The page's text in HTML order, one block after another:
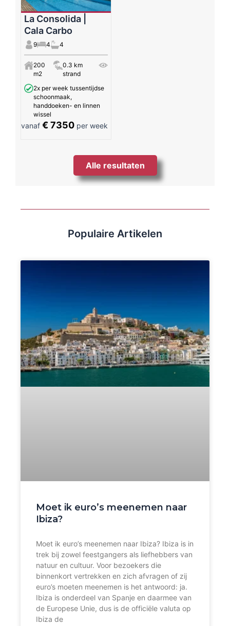
La Consolida |
Cala Carbo
9 4 4
200
m2
0.3 km
strand
2x per week tussentijdse
schoonmaak,
handdoeken- en linnen
wissel
vanaf € 7350 per week
Alle resultaten
Populaire Artikelen
Moet ik euro’s meenemen naar
Ibiza?
Moet ik euro’s meenemen naar Ibiza? Ibiza is in
trek bij zowel feestgangers als liefhebbers van
natuur en cultuur. Voor bezoekers die
binnenkort vertrekken en zich afvragen of zij
euro’s moeten meenemen is het antwoord: ja.
Ibiza is onderdeel van Spanje en daarmee van
de Europese Unie, dus is de officiële valuta op
Ibiza de